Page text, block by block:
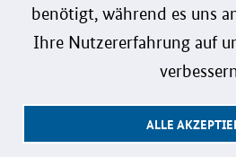
Gebärdensprache
benötigt, während es uns
Ihre Nutzererfahrung auf
ALLE